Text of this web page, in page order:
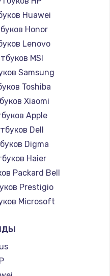
Huawei
Honor
Lenovo
MSI
Samsung
Toshiba
Xiaomi
Apple
Dell
Digma
Haier
Packard Bell
Prestigio
Microsoft
Alienware
Aquarius
Gigabyte
Aorus
Maibenben